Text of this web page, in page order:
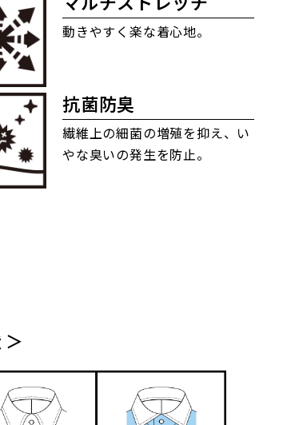
動きやすく楽な着心地。
抗菌防臭
繊維上の細菌の増殖を抑え、い
やな臭いの発生を防止。
＞